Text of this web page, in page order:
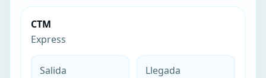
CTM
Express
Salida
Llegada